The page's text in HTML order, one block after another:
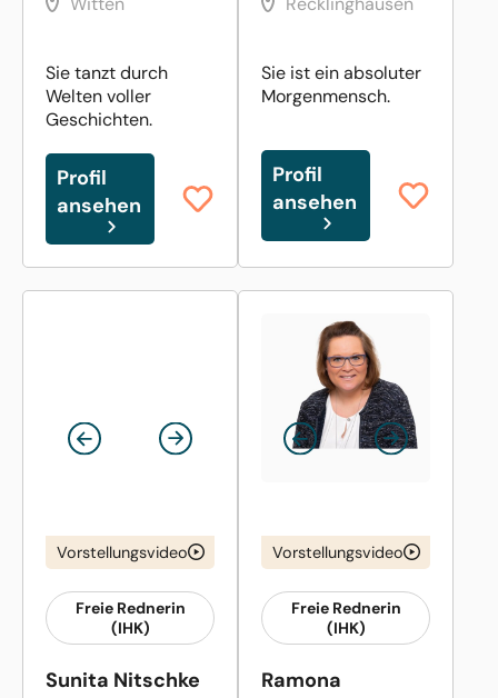
Sie tanzt durch
Welten voller
Geschichten.
Profil
ansehen
Sie ist ein absoluter
Morgenmensch.
Profil
ansehen
Vorstellungsvideo
Freie Rednerin
(IHK)
Sunita Nitschke
Vorstellungsvideo
Freie Rednerin
(IHK)
Ramona